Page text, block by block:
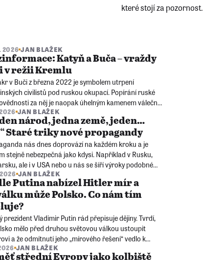
které stojí za pozornost.
2026 JAN BLAŽEK
Katyň a Buča – vraždy
v režii Kremlu
v Buči z března 2022 je symbolem utrpení
civilistů pod ruskou okupací. Popírání ruské
za něj je naopak úhelným kamenem válečné
Kremlu. Úplně stejně se za Stalina lhalo o
vraždách Poláků v Katyni…
JAN BLAŽEK
národ, jedna země, jeden…
Staré triky nové propagandy
nás dnes doprovází na každém kroku a je
stejně nebezpečná jako kdysi. Například v Rusku,
ale i v USA nebo u nás se šíří výroky podobné
časů nacistické či komunistické totality. Dokážete je
JAN BLAŽEK
Putina nabízel Hitler mír a
může Polsko. Co nám tím
prezident Vladimir Putin rád přepisuje dějiny. Tvrdí,
mělo před druhou světovou válkou ustoupit
a že odmítnutí jeho „mírového řešení“ vedlo k
Je to historický fakt, nebo účelová lež? A proč na
JAN BLAŽEK
střední Evropy jako kolbiště